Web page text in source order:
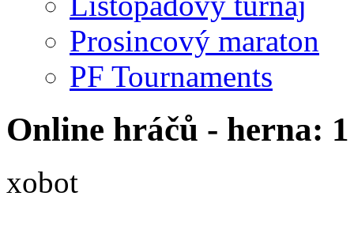
Prosincový maraton
PF Tournaments
Online hráčů - herna: 1
xobot